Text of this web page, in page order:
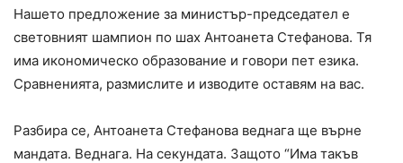
Нашето предложение за министър-председател е
световният шампион по шах Антоанета Стефанова. Тя
има икономическо образование и говори пет езика.
Сравненията, размислите и изводите оставям на вас.
Разбира се, Антоанета Стефанова веднага ще върне
мандата. Веднага. На секундата. Защото “Има такъв